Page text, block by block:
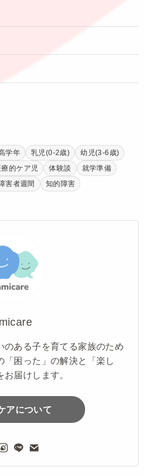
学年 乳児(0-2歳)
幼児(3-6歳)
的ケア児 体験談
就学準備
害者週間 知的障害
のある子を育てる家族のため
困った」の解決と「楽し
届けします。
アについて